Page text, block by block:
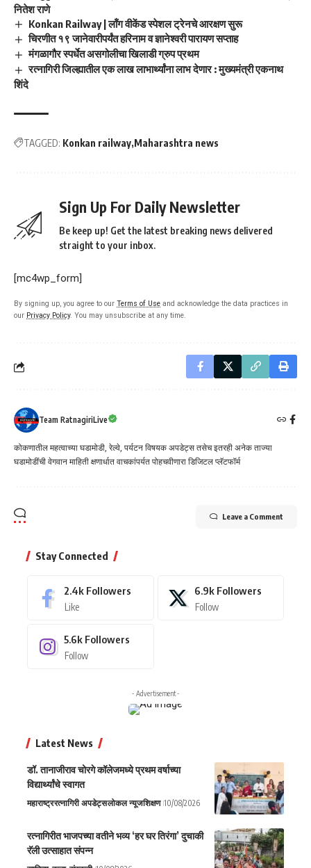
नितेश राणे
Konkan Railway | लॉंग वीकेंड स्पेशल ट्रेनचे आरक्षण सुरू
चिरणीत १९ जानेवारीपर्यंत हरिनाम व ज्ञानेश्वरी पारायण सप्ताह
मंगळागौर स्पर्धेत असगोलीचा खिलाडी ग्रुप प्रथम
रत्नागिरी जिल्ह्यातील एक लाख लाभार्थ्यांना लाभ देणार : मुख्यमंत्री एकनाथ
शिंदे
TAGGED: Konkan railway Maharashtra news
Sign Up For Daily Newsletter
Be keep up! Get the latest breaking news delivered
straight to your inbox.
[mc4wp_form]
By signing up, you agree to our Terms of Use and acknowledge the data practices in
our Privacy Policy. You may unsubscribe at any time.
Team RatnagiriLive
कोकणातील महत्वाच्या घडामोडी, रेल्वे, पर्यटन विषयक अपडेट्स तसेच इतरही अनेक ताज्या
घडामोडींची वेगवान माहिती क्षणार्धात वाचकांपर्यत पोहचवीणारा डिजिटल प्लॅटफॉर्म
Leave a Comment
Stay Connected
2.4k Followers
Like
6.9k Followers
Follow
5.6k Followers
Follow
- Advertisement -
Latest News
डॉ. तानाजीराव चोरगे कॉलेजमध्ये प्रथम वर्षाच्या
विद्यार्थ्यांचे स्वागत
महाराष्ट्ररत्नागिरी अपडेट्सलोकल न्यूजशिक्षण 10/08/2026
रत्नागिरीत भाजपच्या वतीने भव्य ‘हर घर तिरंगा’ दुचाकी
रॅली उत्साहात संपन्न